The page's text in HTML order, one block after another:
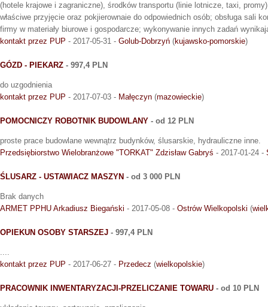
(hotele krajowe i zagraniczne), środków transportu (linie lotnicze, taxi,
właściwe przyjęcie oraz pokjierownaie do odpowiednich osób; obsługa sali
firmy w materiały biurowe i gospodarcze; wykonywanie innych zadań
kontakt przez PUP - 2017-05-31 - Golub-Dobrzyń (kujawsko-pomorskie)
GÓZD - PIEKARZ - 997,4 PLN
do uzgodnienia
kontakt przez PUP - 2017-07-03 - Małęczyn (mazowieckie)
POMOCNICZY ROBOTNIK BUDOWLANY - od 12 PLN
proste prace budowlane wewnątrz budynków, ślusarskie, hydrauliczne inne.
Przedsiębiorstwo Wielobranżowe "TORKAT" Zdzisław Gabryś - 2017-01-24 -
ŚLUSARZ - USTAWIACZ MASZYN - od 3 000 PLN
Brak danych
ARMET PPHU Arkadiusz Biegański - 2017-05-08 - Ostrów Wielkopolski (
OPIEKUN OSOBY STARSZEJ - 997,4 PLN
....
kontakt przez PUP - 2017-06-27 - Przedecz (wielkopolskie)
PRACOWNIK INWENTARYZACJI-PRZELICZANIE TOWARU - od 10 PLN